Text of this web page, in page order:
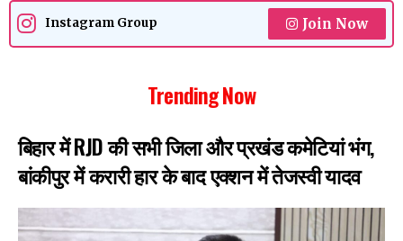
Instagram Group Join Now
Trending Now
बिहार में RJD की सभी जिला और प्रखंड कमेटियां भंग,
बांकीपुर में करारी हार के बाद एक्शन में तेजस्वी यादव